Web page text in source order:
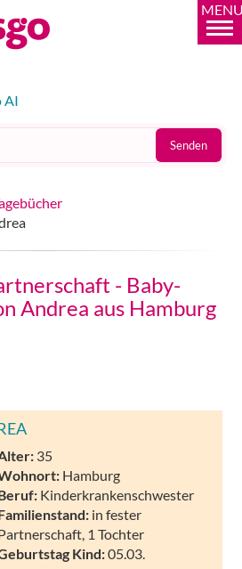
AI
Senden
- Baby-
Andrea aus Hamburg
35
Hamburg
Kinderkrankenschwester
in fester
1 Tochter
Kind:05.03.